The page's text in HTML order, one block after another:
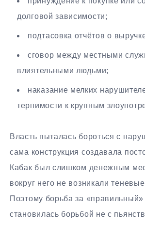
долговой зависимости;
подтасовка отчётов о
сговор между местными
влиятельными людьми;
наказание мелких
терпимости к крупным
Власть пыталась бороться с
сама конструкция создавала
Кабак был слишком денежным
вокруг него не возникали
Поэтому борьба за «правильный»
становилась борьбой не с